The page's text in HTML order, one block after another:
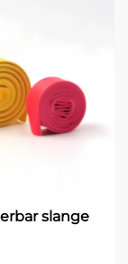
slange